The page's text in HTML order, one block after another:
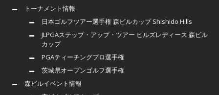
トーナメント情報
日本ゴルフツアー選手権 森ビルカップ Shishido Hills
JLPGAステップ・アップ・ツアー ヒルズレディース 森ビル
カップ
PGAティーチングプロ選手権
茨城県オープンゴルフ選手権
森ビルイベント情報